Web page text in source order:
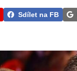
Sdílet na FB